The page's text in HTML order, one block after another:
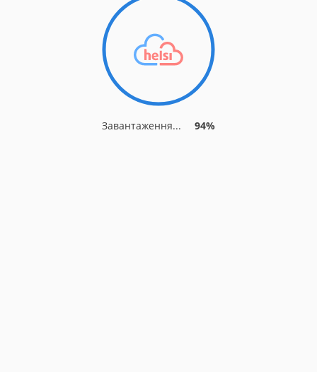
Завантаження... 94%